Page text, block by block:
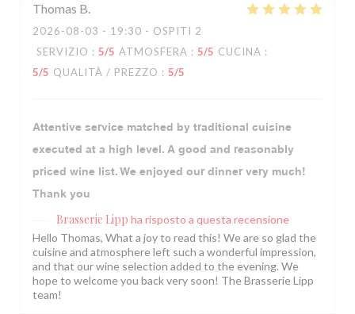
Thomas B
2026-08-03 - 19:30 - OSPITI 2
SERVIZIO : 5/5 ATMOSFERA : 5/5 CUCINA :
5/5 QUALITÀ / PREZZO : 5/5
Attentive service matched by traditional cuisine
executed at a high level. A good and reasonably
priced wine list. We enjoyed our dinner very much!
Thank you
Brasserie Lipp ha risposto a questa recensione
Hello Thomas, What a joy to read this! We are so glad the
cuisine and atmosphere left such a wonderful impression,
and that our wine selection added to the evening. We
hope to welcome you back very soon! The Brasserie Lipp
team!